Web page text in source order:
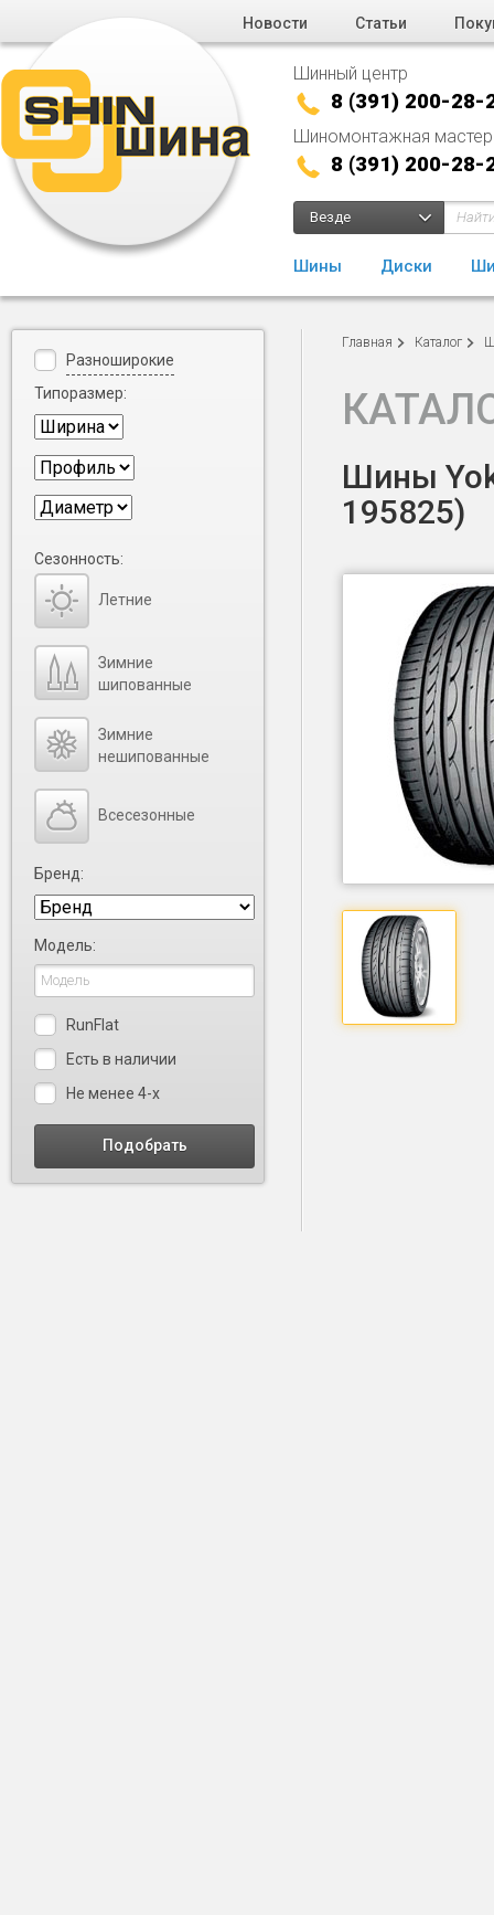
Новости Статьи
Шинный центр
8 (391) 200-28-
Шиномонтажная
8 (391) 200-28-
Везде
Шины Диски
Главная Каталог
Шины
195825)
Разноширокие
Типоразмер:
Сезонность:
Летние
Зимние
шипованные
Зимние
нешипованные
Всесезонные
Бренд:
Модель:
RunFlat
Есть в наличии
Не менее 4-х